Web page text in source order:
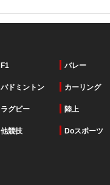
F1 バレー
バドミントン カーリング
ラグビー 陸上
他競技 Doスポーツ